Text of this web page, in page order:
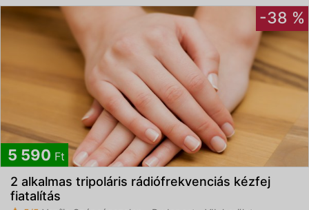
-38 %
5 590 Ft
2 alkalmas tripoláris rádiófrekvenciás kézfej
fiatalítás